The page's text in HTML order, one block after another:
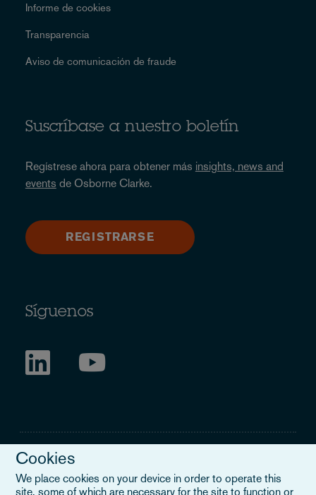
Informe de cookies
Transparencia
Aviso de comunicación de fraude
Suscríbase a nuestro boletín
Regístrese ahora para obtener más insights, news and
events de Osborne Clarke.
REGISTRARSE
Síguenos
Cookies
We place cookies on your device in order to operate this
site, some of which are necessary for the site to function or